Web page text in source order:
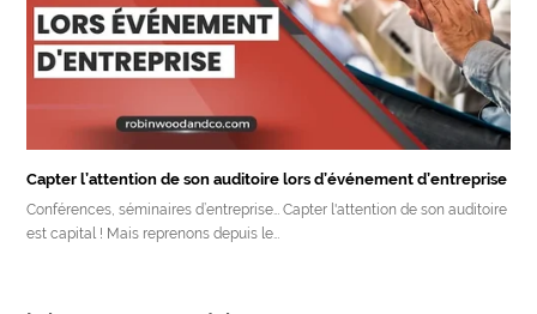
Capter l’attention de son auditoire lors d’événement d’entreprise
Conférences, séminaires d’entreprise… Capter l'attention de son auditoire
est capital ! Mais reprenons depuis le…